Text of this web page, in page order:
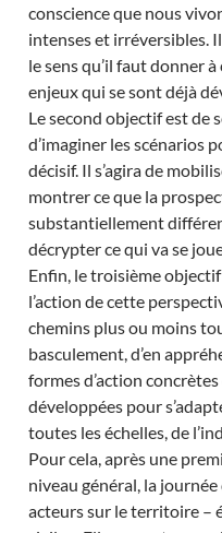
conscience que nous
intenses et irréversibles.
le sens qu’il faut donner
enjeux qui se sont déjà
Le second objectif est de
d’imaginer les scénarios
décisif. Il s’agira de
montrer ce que la
substantiellement
décrypter ce qui va se
Enfin, le troisième
l’action de cette
chemins plus ou moins
basculement, d’en
formes d’action
développées pour
toutes les échelles, de
Pour cela, après une
niveau général, la
acteurs sur le territoire –